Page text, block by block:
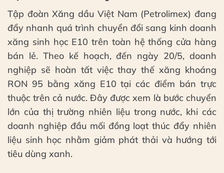
Tập đoàn Xăng dầu Việt Nam (Petrolimex) đang
đẩy nhanh quá trình chuyển đổi sang kinh doanh
xăng sinh học E10 trên toàn hệ thống cửa hàng
bán lẻ. Theo kế hoạch, đến ngày 20/5, doanh
nghiệp sẽ hoàn tất việc thay thế xăng khoáng
RON 95 bằng xăng E10 tại các điểm bán trực
thuộc trên cả nước. Đây được xem là bước chuyển
lớn của thị trường nhiên liệu trong nước, khi các
doanh nghiệp đầu mối đồng loạt thúc đẩy nhiên
liệu sinh học nhằm giảm phát thải và hướng tới
tiêu dùng xanh.